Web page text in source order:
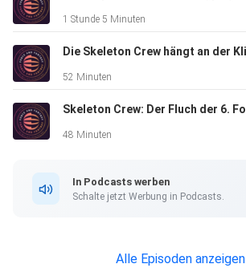
1 Stunde 5 Minuten
52 Minuten
48 Minuten
In Podcasts werben
Schalte jetzt Werbung in Podcasts.
Alle Episoden anzeigen